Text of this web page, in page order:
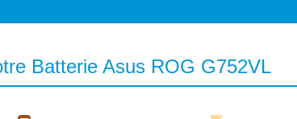
Batterie Asus ROG G752VL